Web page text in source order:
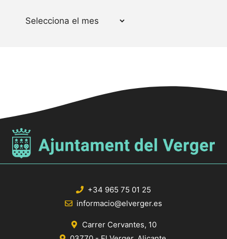
Arxius
+34 965 75 01 25
informacio@elverger.es
Carrer Cervantes, 10